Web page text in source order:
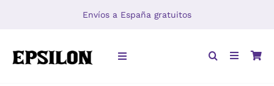
Envíos a España gratuitos
Toggle